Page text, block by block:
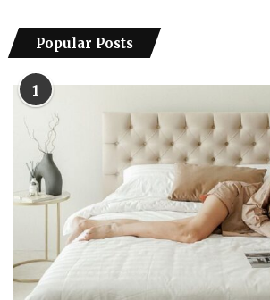
Popular Posts
1